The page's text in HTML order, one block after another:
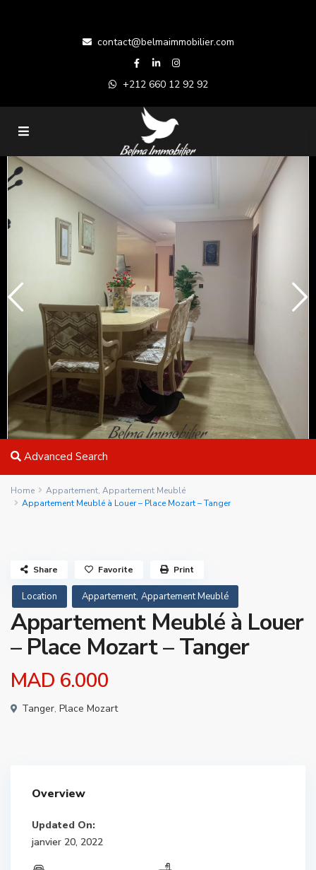
contact@belmaimmobilier.com
+212 660 12 92 92
Advanced Search
Home Appartement, Appartement Meublé
Appartement Meublé à Louer – Place Mozart – Tanger
Location Appartement, Appartement Meublé
Appartement Meublé à Louer
– Place Mozart – Tanger
MAD 6.000
Tanger, Place Mozart
Share Favorite Print
Overview
Updated On:
janvier 20, 2022